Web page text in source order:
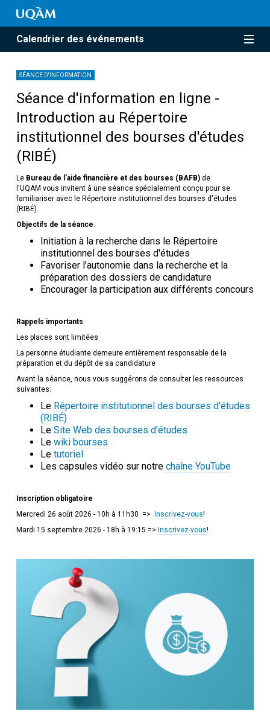
Calendrier des événements
SÉANCE D'INFORMATION
Séance d'information en ligne -
Introduction au Répertoire
institutionnel des bourses d'études
(RIBÉ)
Le Bureau de l’aide financière et des bourses (BAFB)de
l'UQAM vous invitent à une séance spécialement conçu pour se
familiariser avec le Répertoire institutionnel des bourses d'études
(RIBÉ).
Objectifs de la séance:
Initiation à la recherche dans le Répertoire
institutionnel des bourses d'études
Favoriser l’autonomie dans la recherche et la
préparation des dossiers de candidature
Encourager la participation aux différents concours
Rappels importants:
Les places sont limitées
La personne étudiante demeure entièrement responsable de la
préparation et du dépôt de sa candidature
Avant la séance, nous vous suggérons de consulter les ressources
suivantes:
Le Répertoire institutionnel des bourses d'études
(RIBÉ)
Le Site Web des bourses d'études
Le wiki bourses
Le tutoriel
Les capsules vidéo sur notre chaîne YouTube
Inscription obligatoire
Mercredi 26 août 2026 - 10h à 11h30 =>
Inscrivez-vous!
Mardi 15 septembre 2026 - 18h à 19:15 => Inscrivez-vous!